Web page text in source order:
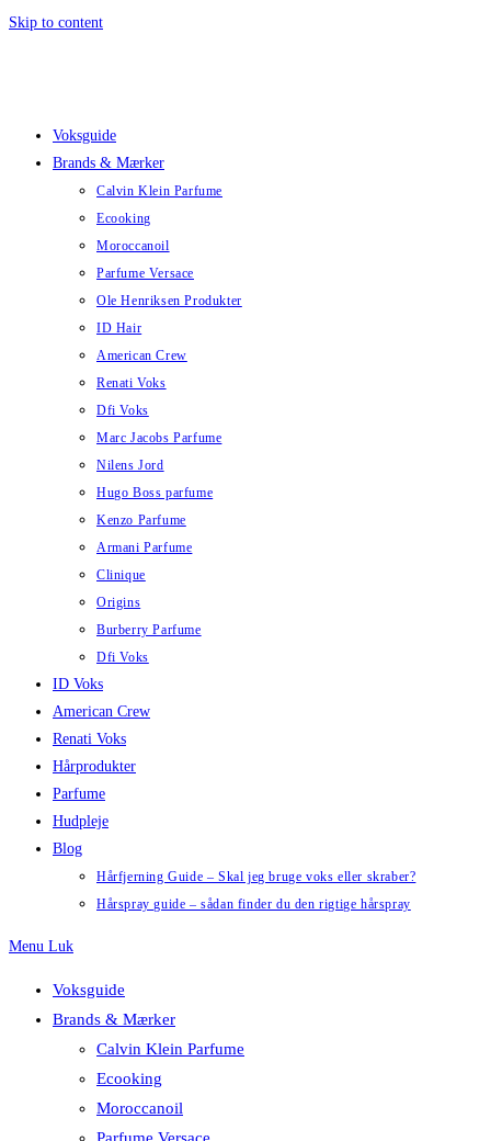
Skip to content
Voksguide
Brands & Mærker
Calvin Klein Parfume
Ecooking
Moroccanoil
Parfume Versace
Ole Henriksen Produkter
ID Hair
American Crew
Renati Voks
Dfi Voks
Marc Jacobs Parfume
Nilens Jord
Hugo Boss parfume
Kenzo Parfume
Armani Parfume
Clinique
Origins
Burberry Parfume
Dfi Voks
ID Voks
American Crew
Renati Voks
Hårprodukter
Parfume
Hudpleje
Blog
Hårfjerning Guide – Skal jeg bruge voks eller skraber?
Hårspray guide – sådan finder du den rigtige hårspray
Menu Luk
Voksguide
Brands & Mærker
Calvin Klein Parfume
Ecooking
Moroccanoil